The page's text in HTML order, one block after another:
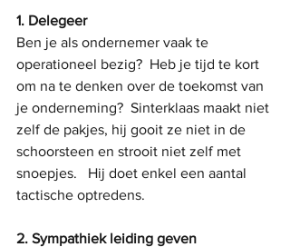
1. Delegeer
Ben je als ondernemer vaak te
operationeel bezig?  Heb je tijd te kort
om na te denken over de toekomst van
je onderneming?  Sinterklaas maakt niet
zelf de pakjes, hij gooit ze niet in de
schoorsteen en strooit niet zelf met
snoepjes.   Hij doet enkel een aantal
tactische optredens.
2. Sympathiek leiding geven